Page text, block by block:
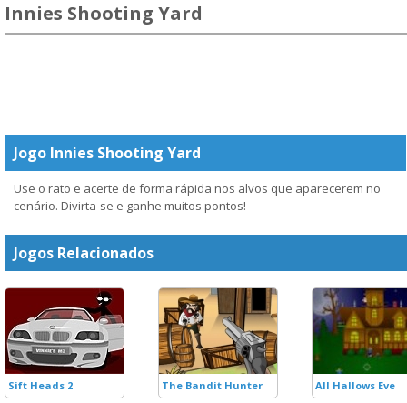
Innies Shooting Yard
Jogo Innies Shooting Yard
Use o rato e acerte de forma rápida nos alvos que aparecerem no
cenário. Divirta-se e ganhe muitos pontos!
Jogos Relacionados
Sift Heads 2 The Bandit Hunter All Hallows Eve